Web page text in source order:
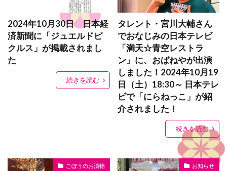
2024年10月30日 日本経
済新聞に「ジュエルドピ
クルス」が掲載されまし
た
続きを読む
タレント・宮川大輔さん
でおなじみの日本テレビ
「満天☆青空レストラ
ン」に、おばねやが出演
しました！2024年10月19
日（土）18:30～ 日本テレ
ビで「にらねっこ」が紹
介されました！
続きを読む
ごぼうのお漬物 お知らせ